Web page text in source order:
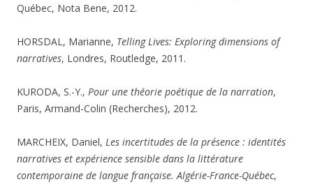
Québec, Nota Bene, 2012.
HORSDAL, Marianne, Telling Lives: Exploring dimensions of
narratives, Londres, Routledge, 2011.
KURODA, S.-Y., Pour une théorie poétique de la narration,
Paris, Armand-Colin (Recherches), 2012.
MARCHEIX, Daniel, Les incertitudes de la présence : identités
narratives et expérience sensible dans la littérature
contemporaine de langue française. Algérie-France-Québec,